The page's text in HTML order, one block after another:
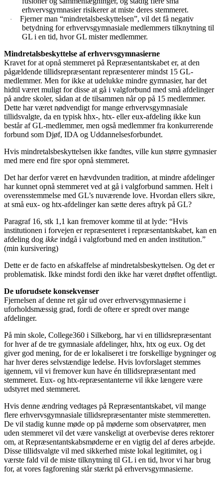
erhvervsgymnasier risikerer at miste deres stemmeret.
·
Fjerner man “mindretalsbeskyttelsen”, vil det få negativ
betydning for erhvervsgymnasiale medlemmers tilknytning til
GL i en tid, hvor GL mister medlemmer.
Mindretalsbeskyttelse af erhvervsgymnasierne
Kravet for at opnå stemmeret på Repræsentantskabet er, at den
pågældende tillidsrepræsentant repræsenterer mindst 15 GL-
medlemmer. Men for ikke at udelukke mindre gymnasier, har det
hidtil været muligt for disse at gå i valgforbund med små afdelinger
på andre skoler, sådan at de tilsammen når op på 15 medlemmer.
Dette har været nødvendigt for mange erhvervsgymnasiale
tillidsvalgte, da en typisk hhx-, htx- eller eux-afdeling ikke kun
består af GL-medlemmer, men også medlemmer fra konkurrerende
forbund som Djøf, IDA og Uddannelsesforbundet.
Hvis mindretalsbeskyttelsen ikke fandtes, ville kun større gymnasier
med mere end fire spor opnå stemmeret.
Det har derfor været en hævdvunden tradition, at mindre afdelinger
har kunnet opnå stemmeret ved at gå i valgforbund sammen. Helt i
overensstemmelse med GL’s nuværende love. Hvordan ellers sikre,
at små eux- og htx-afdelinger kan sætte deres aftryk på GL?
Paragraf 16, stk 1,1 kan fremover komme til at lyde: “Hvis
institutionen i forvejen er repræsenteret i repræsentantskabet, kan en
afdeling dog ikke indgå i valgforbund med en anden institution.”
(min kursivering)
Dette er de facto en afskaffelse af mindretalsbeskyttelsen. Og det er
problematisk. Ikke mindst fordi den ikke har været drøftet offentligt.
De uforudsete konsekvenser
Fjernelsen af denne ret går ud over erhvervsgymnasierne i
uforholdsmæssig grad, fordi de oftere er spredt over mange
afdelinger.
På min skole, College360 i Silkeborg, har vi en tillidsrepræsentant
for hver af de tre gymnasiale afdelinger, hhx, htx og eux. Og det
giver god mening, for de er lokaliseret i tre forskellige bygninger og
har hver deres selvstændige ledelse. Hvis lovforslaget stemmes
igennem, vil vi fremover kun have én tillidsrepræsentant med
stemmeret. Eux- og htx-repræsentanterne vil ikke længere være
udstyret med stemmeret.
Hvis denne ændring vedtages på Repræsentantskabet, vil mange
flere erhvervsgymnasiale tillidsrepræsentanter miste stemmeretten.
De vil stadig kunne møde op på møderne som observatører, men
uden stemmeret vil det være vanskeligt at overbevise deres rektorer
om, at Repræsentantskabsmøderne er en vigtig del af deres arbejde.
Disse tillidsvalgte vil med sikkerhed miste lokal legitimitet, og i
værste fald vil de miste tilknytning til GL i en tid, hvor vi har brug
for, at vores fagforening står stærkt på erhvervsgymnasierne.